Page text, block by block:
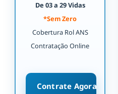
De 03 a 29 Vidas
*Sem Zero
Cobertura Rol ANS
Contratação Online
Contrate Agora